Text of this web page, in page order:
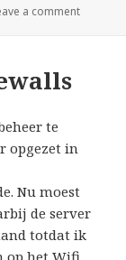
a comment
te
opgezet in
Nu moest
de server
totdat ik
op het Wifi